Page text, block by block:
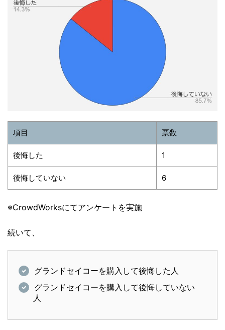
項目 票数
後悔した 1
後悔していない 6
※CrowdWorksにてアンケートを実施
続いて、
グランドセイコーを購入して後悔した人
グランドセイコーを購入して後悔していない
人